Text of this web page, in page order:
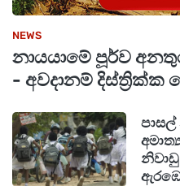
NEWS
නායයාමේ පූර්ව
- අවදානම් දිස්ත්‍රික්ක
පාසල්